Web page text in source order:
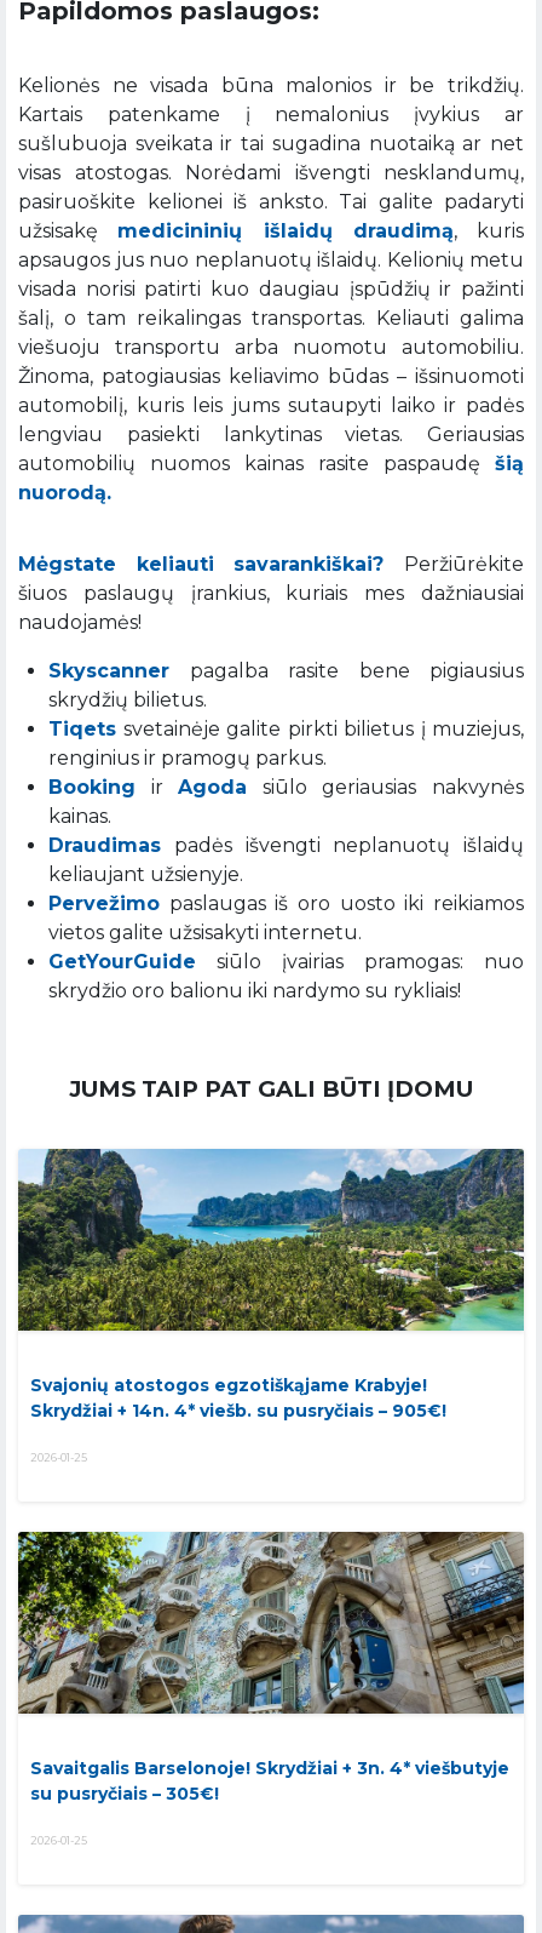
Papildomos paslaugos:
Kelionės ne visada būna malonios ir be trikdžių.
Kartais patenkame į nemalonius įvykius ar
sušlubuoja sveikata ir tai sugadina nuotaiką ar net
visas atostogas. Norėdami išvengti nesklandumų,
pasiruoškite kelionei iš anksto. Tai galite padaryti
užsisakę medicininių išlaidų draudimą, kuris
apsaugos jus nuo neplanuotų išlaidų. Kelionių metu
visada norisi patirti kuo daugiau įspūdžių ir pažinti
šalį, o tam reikalingas transportas. Keliauti galima
viešuoju transportu arba nuomotu automobiliu.
Žinoma, patogiausias keliavimo būdas – išsinuomoti
automobilį, kuris leis jums sutaupyti laiko ir padės
lengviau pasiekti lankytinas vietas. Geriausias
automobilių nuomos kainas rasite paspaudę šią
nuorodą.
Mėgstate keliauti savarankiškai?
Peržiūrėkite
šiuos paslaugų įrankius, kuriais mes dažniausiai
naudojamės!
Skyscanner pagalba rasite bene pigiausius
skrydžių bilietus.
Tiqets svetainėje galite pirkti bilietus į muziejus,
renginius ir pramogų parkus.
Booking irAgoda siūlo geriausias nakvynės
kainas.
Draudimas padės išvengti neplanuotų išlaidų
keliaujant užsienyje.
Pervežimo paslaugas iš oro uosto iki reikiamos
vietos galite užsisakyti internetu.
GetYourGuide siūlo įvairias pramogas: nuo
skrydžio oro balionu iki nardymo su rykliais!
JUMS TAIP PAT GALI BŪTI ĮDOMU
Svajonių atostogos egzotiškąjame Krabyje!
Skrydžiai + 14n. 4* viešb. su pusryčiais – 905€!
2026-01-25
Savaitgalis Barselonoje! Skrydžiai + 3n. 4* viešbutyje
su pusryčiais – 305€!
2026-01-25